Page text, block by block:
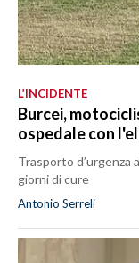
L’INCIDENTE
Burcei,
ospedale con
Trasporto d’urgenza
giorni di cure
Antonio Serreli